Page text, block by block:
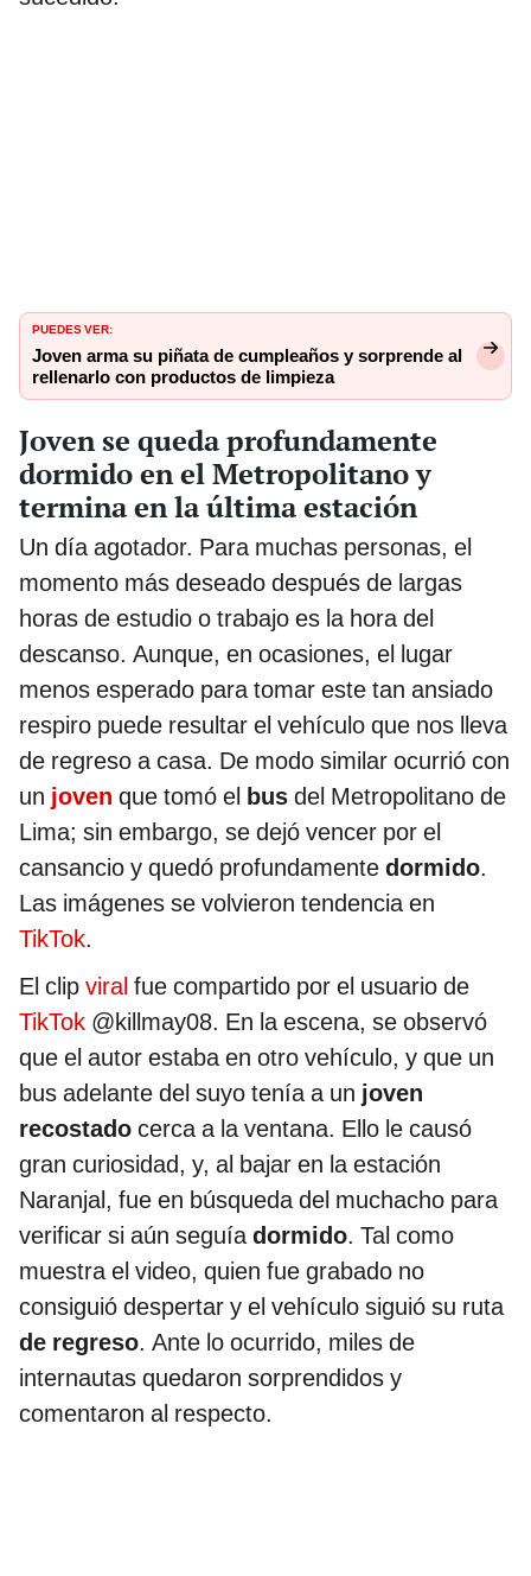
PUEDES VER:
Joven arma su piñata de cumpleaños y sorprende al
rellenarlo con productos de limpieza
Joven se queda profundamente
dormido en el Metropolitano y
termina en la última estación
Un día agotador. Para muchas personas, el
momento más deseado después de largas
horas de estudio o trabajo es la hora del
descanso. Aunque, en ocasiones, el lugar
menos esperado para tomar este tan ansiado
respiro puede resultar el vehículo que nos lleva
de regreso a casa. De modo similar ocurrió con
un joven que tomó el bus del Metropolitano de
Lima; sin embargo, se dejó vencer por el
cansancio y quedó profundamente dormido.
Las imágenes se volvieron tendencia en
TikTok.
El clip viral fue compartido por el usuario de
TikTok @killmay08. En la escena, se observó
que el autor estaba en otro vehículo, y que un
bus adelante del suyo tenía a un joven
recostado cerca a la ventana. Ello le causó
gran curiosidad, y, al bajar en la estación
Naranjal, fue en búsqueda del muchacho para
verificar si aún seguía dormido. Tal como
muestra el video, quien fue grabado no
consiguió despertar y el vehículo siguió su ruta
de regreso. Ante lo ocurrido, miles de
internautas quedaron sorprendidos y
comentaron al respecto.